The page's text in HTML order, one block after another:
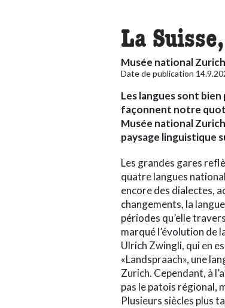
La
Musée national
Date de publication
Les langues sont
façonnent notre
Musée national
paysage linguistique
Les grandes gares
quatre langues
encore des dialectes,
changements, la
périodes qu’elle
marqué l’évolution de
Ulrich Zwingli, qui en
«Landspraach», une
Zurich. Cependant, à
pas le patois régional,
Plusieurs siècles plus